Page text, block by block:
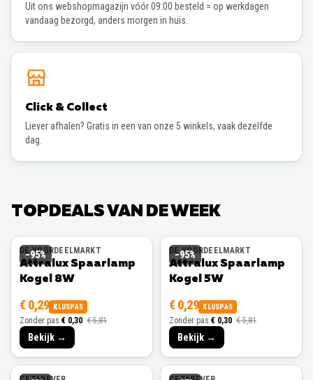
Uit ons webshopmagazijn vóór 09:00 besteld = op werkdagen
vandaag bezorgd, anders morgen in huis.
Click & Collect
Liever afhalen? Gratis in een van onze 5 winkels, vaak dezelfde
dag.
TOPDEALS VAN DE WEEK
−95%
DE VOORDEELMARKT
Attralux Spaarlamp
Kogel 8W
€ 0,29 KLUSPAS
Zonder pas € 0,30 € 5,81
Bekijk →
−95%
DE VOORDEELMARKT
Attralux Spaarlamp
Kogel 5W
€ 0,29 KLUSPAS
Zonder pas € 0,30 € 5,81
Bekijk →